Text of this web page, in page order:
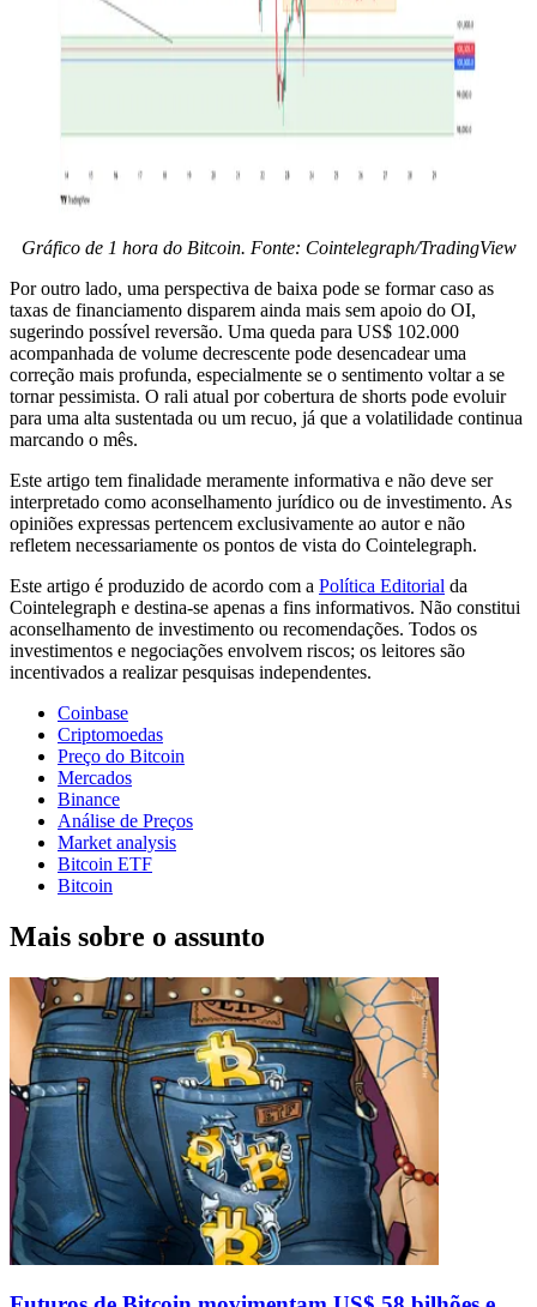
Gráfico de 1 hora do Bitcoin. Fonte: Cointelegraph/TradingView
Por outro lado, uma perspectiva de baixa pode se formar caso as
taxas de financiamento disparem ainda mais sem apoio do OI,
sugerindo possível reversão. Uma queda para US$ 102.000
acompanhada de volume decrescente pode desencadear uma
correção mais profunda, especialmente se o sentimento voltar a se
tornar pessimista. O rali atual por cobertura de shorts pode evoluir
para uma alta sustentada ou um recuo, já que a volatilidade continua
marcando o mês.
Este artigo tem finalidade meramente informativa e não deve ser
interpretado como aconselhamento jurídico ou de investimento. As
opiniões expressas pertencem exclusivamente ao autor e não
refletem necessariamente os pontos de vista do Cointelegraph.
Este artigo é produzido de acordo com a Política Editorial da
Cointelegraph e destina-se apenas a fins informativos. Não constitui
aconselhamento de investimento ou recomendações. Todos os
investimentos e negociações envolvem riscos; os leitores são
incentivados a realizar pesquisas independentes.
Coinbase
Criptomoedas
Preço do Bitcoin
Mercados
Binance
Análise de Preços
Market analysis
Bitcoin ETF
Bitcoin
Mais sobre o assunto